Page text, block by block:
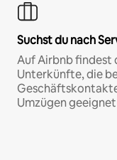
Suchst du nach
Auf Airbnb
Unterkünfte, die
Umzügen